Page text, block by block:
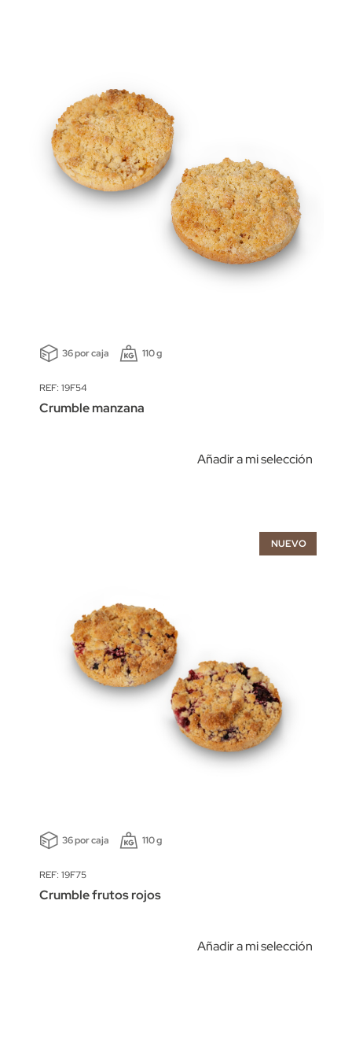
36 por caja 110 g
REF: 19F54
Crumble manzana
Añadir a mi selección
NUEVO
36 por caja 110 g
REF: 19F75
Crumble frutos rojos
Añadir a mi selección